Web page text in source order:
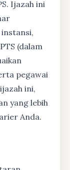
Ijazah ini
(dalam
pegawai
ini,
yang lebih
Anda.